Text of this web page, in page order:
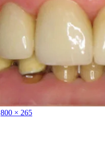
Volledige
800 × 265